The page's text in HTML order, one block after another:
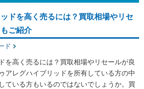
ドを高く売るには？買取相場やリセ
ご紹介
ド
を高く売るには？買取相場やリセールが良
アレグハイブリッドを所有している方の中
ている方もいるのではないでしょうか。買